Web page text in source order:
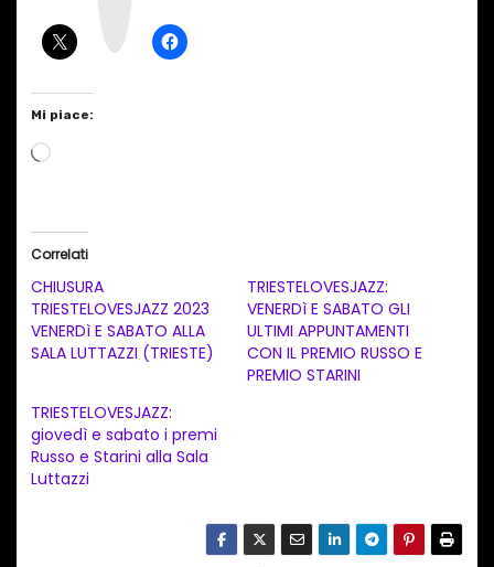
Mi piace:
C
a
m
e
t
o
i
Correlati
CHIUSURA
TRIESTELOVESJAZZ 2023
VENERDì E SABATO ALLA
SALA LUTTAZZI (TRIESTE)
TRIESTELOVESJAZZ:
VENERDì E SABATO GLI
ULTIMI APPUNTAMENTI
CON IL PREMIO RUSSO E
PREMIO STARINI
TRIESTELOVESJAZZ:
giovedì e sabato i premi
Russo e Starini alla Sala
Luttazzi